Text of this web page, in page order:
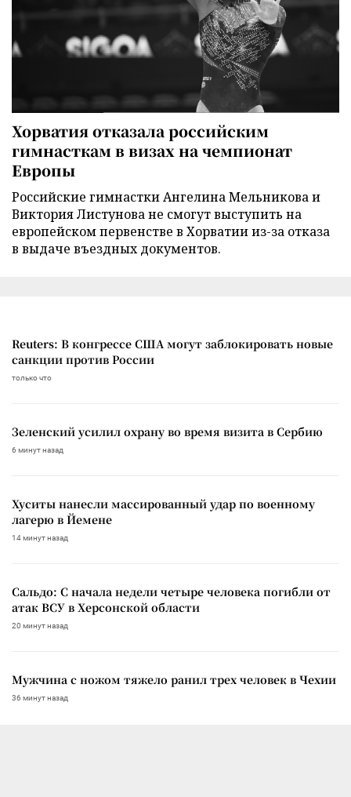
Хорватия отказала российским
гимнасткам в визах на чемпионат
Европы
Российские гимнастки Ангелина Мельникова и
Виктория Листунова не смогут выступить на
европейском первенстве в Хорватии из-за отказа
в выдаче въездных документов.
Reuters: В конгрессе США могут заблокировать новые
санкции против России
только что
Зеленский усилил охрану во время визита в Сербию
6 минут назад
Хуситы нанесли массированный удар по военному
лагерю в Йемене
14 минут назад
Сальдо: С начала недели четыре человека погибли от
атак ВСУ в Херсонской области
20 минут назад
Мужчина с ножом тяжело ранил трех человек в Чехии
36 минут назад